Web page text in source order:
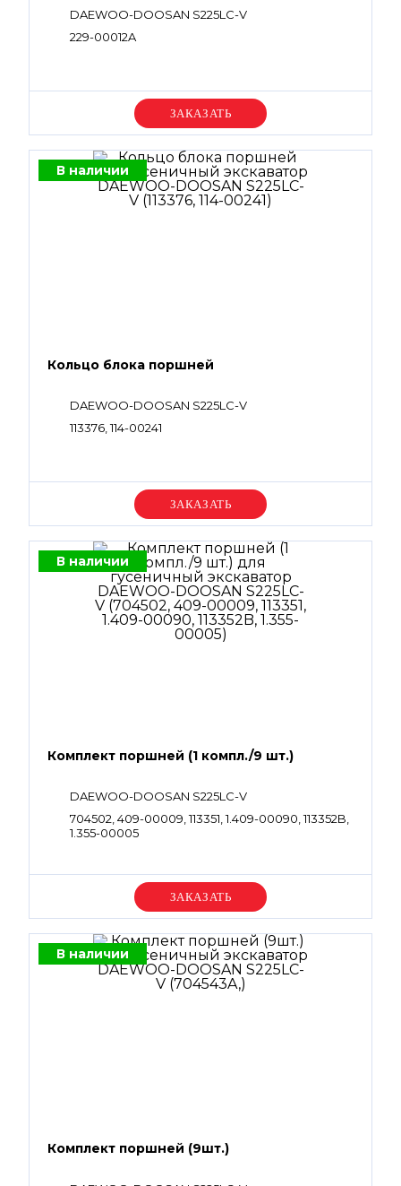
DAEWOO-DOOSAN S225LC-V
229-00012A
Уточняйте цену
В наличии
Кольцо блока поршней
DAEWOO-DOOSAN S225LC-V
113376, 114-00241
Уточняйте цену
В наличии
Комплект поршней (1 компл./9 шт.)
DAEWOO-DOOSAN S225LC-V
704502, 409-00009, 113351, 1.409-00090, 113352B,
1.355-00005
Уточняйте цену
В наличии
Комплект поршней (9шт.)